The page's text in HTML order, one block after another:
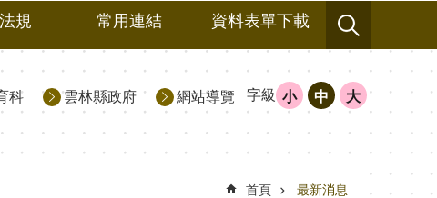
規 常用連結 資料表單下載
科 雲林縣政府 網站導覽 字級 小 中 大
首頁 最新消息